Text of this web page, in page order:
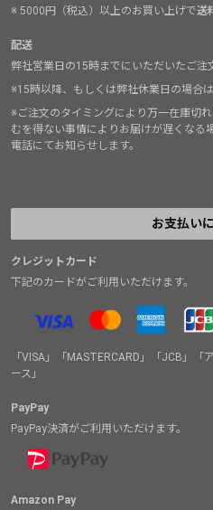
※ 5000円（税込）以上のお買い上げで送
配送
弊社営業日の15時までにいただいたご注
※15時以降、もしくは弊社休業日の場合
※ご注文のタイミングにより万一在庫切
むを得ない事情によりお届けが遅くなる
電話にてお知らせします。
お支払い
クレジットカード
下記のカードがご利用いただけます。
「VISA」「MASTERCARD」「JCB」
ース」
PayPay
PayPay決済がご利用いただけます。
Amazon Pay